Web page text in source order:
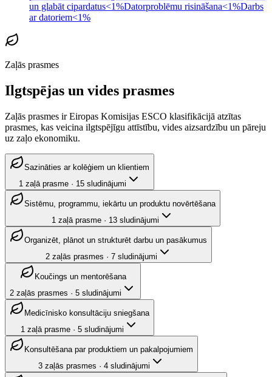
un glabāt cipardatus<1%Datorproblēmu risināšana<1%Darbs
ar datoriem<1%
Zaļās prasmes
Ilgtspējas un vides prasmes
Zaļās prasmes ir Eiropas Komisijas ESCO klasifikācijā atzītas
prasmes, kas veicina ilgtspējīgu attīstību, vides aizsardzību un pāreju
uz zaļo ekonomiku.
Sazināties ar kolēģiem un klientiem
1 zaļā prasme· 15 sludinājumi
Sistēmu, programmu, iekārtu un produktu novērtēšana
1 zaļā prasme · 13 sludinājumi
Organizēt, plānot un strukturēt darbu un pasākumus
2 zaļās prasmes · 7 sludinājumi
Koučings un mentorēšana
2 zaļās prasmes · 5 sludinājumi
Medicīnisko konsultāciju sniegšana
1 zaļā prasme · 5 sludinājumi
Konsultēšana par produktiem un pakalpojumiem
3 zaļās prasmes · 4 sludinājumi